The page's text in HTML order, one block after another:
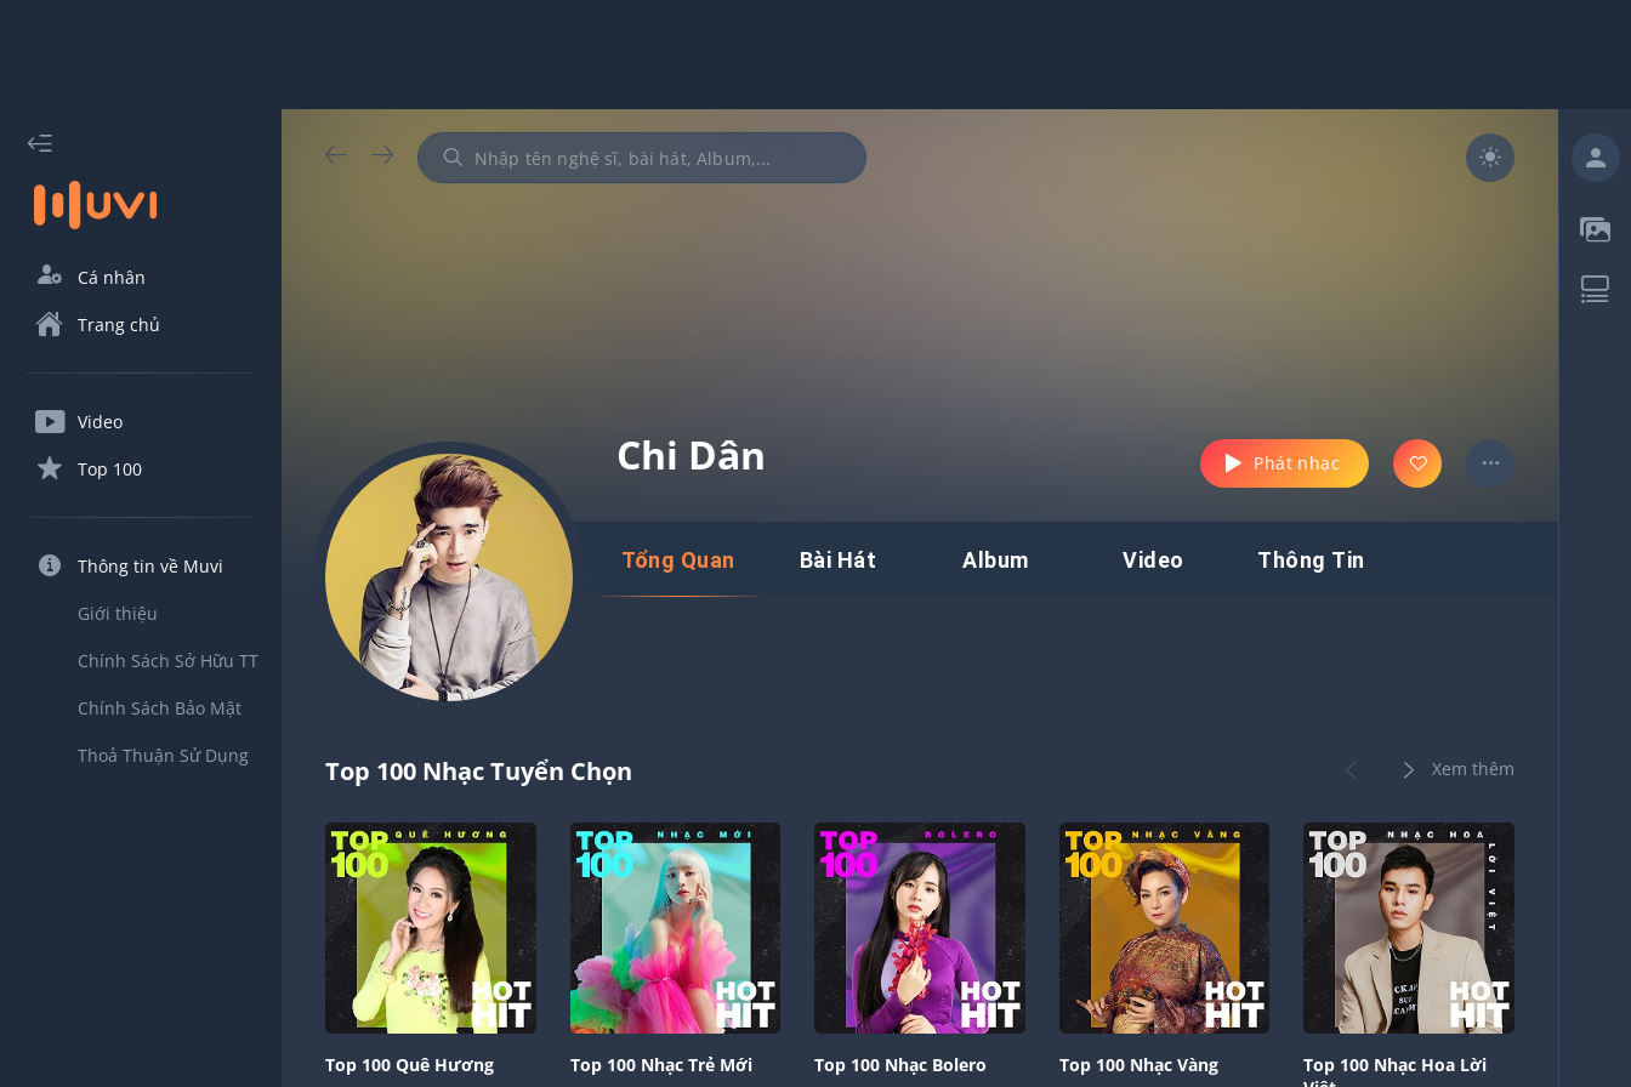
Cá nhân
Trang chủ
Video
Top 100
Thông tin về Muvi
Giới thiệu
Chính Sách Sở Hữu TT
Chính Sách Bảo Mật
Thoả Thuận Sử Dụng
Chi Dân Phát nhạc
Tổng Quan Bài Hát Album Video Thông Tin
Top 100 Nhạc Tuyển Chọn Xem thêm
Top 100 Quê Hương Top 100 Nhạc Trẻ Mới Top 100 Nhạc Bolero Top 100 Nhạc Vàng
Top 100 Nhạc Hoa Lời